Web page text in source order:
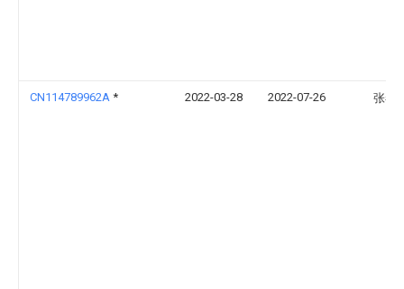
CN114789962A * 2022-03-28 2022-07-26 张春